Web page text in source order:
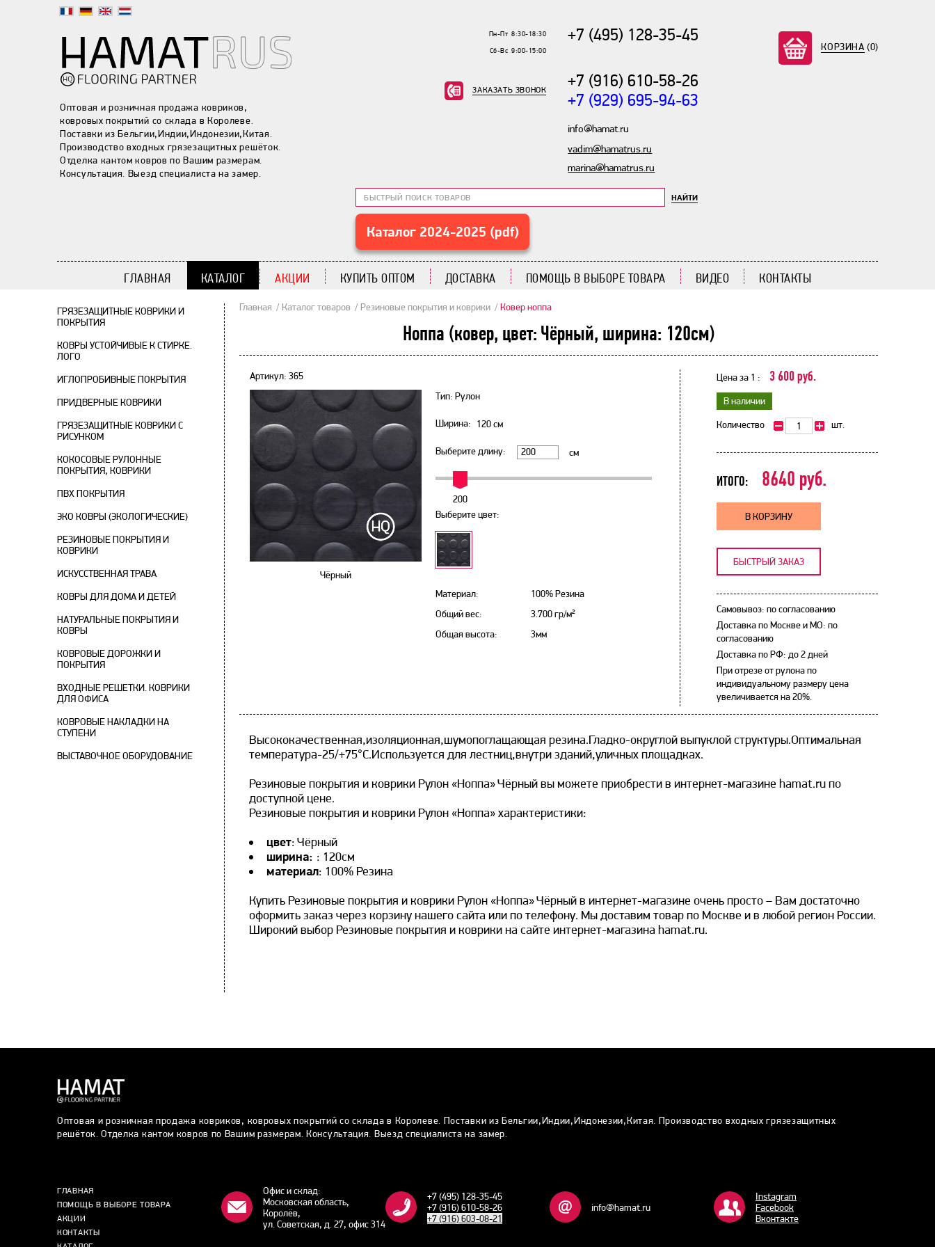
Оптовая и розничная продажа ковриков,
ковровых покрытий со склада в Королеве.
Поставки из Бельгии,Индии,Индонезии,Китая.
Производство входных грязезащитных решёток.
Отделка кантом ковров по Вашим размерам.
Консультация. Выезд специалиста на замер.
КОРЗИНА (0)
+7 (495) 128-35-45
+7 (916) 610-58-26
+7 (929) 695-94-63
info@hamat.ru
vadim@hamatrus.ru
marina@hamatrus.ru
Пн-Пт 8:30-18:30
Сб-Вс 9:00-15:00
ЗАКАЗАТЬ ЗВОНОК
НАЙТИ
Каталог 2024-2025 (pdf)
ГЛАВНАЯ КАТАЛОГ АКЦИИ КУПИТЬ ОПТОМ ДОСТАВКА ПОМОЩЬ В ВЫБОРЕ ТОВАРА ВИДЕО КОНТАКТЫ
ГРЯЗЕЗАЩИТНЫЕ КОВРИКИ И
ПОКРЫТИЯ
КОВРЫ УСТОЙЧИВЫЕ К СТИРКЕ.
ЛОГО
ИГЛОПРОБИВНЫЕ ПОКРЫТИЯ
ПРИДВЕРНЫЕ КОВРИКИ
ГРЯЗЕЗАЩИТНЫЕ КОВРИКИ С
РИСУНКОМ
КОКОСОВЫЕ РУЛОННЫЕ
ПОКРЫТИЯ, КОВРИКИ
ПВХ ПОКРЫТИЯ
ЭКО КОВРЫ (ЭКОЛОГИЧЕСКИЕ)
РЕЗИНОВЫЕ ПОКРЫТИЯ И
КОВРИКИ
ИСКУССТВЕННАЯ ТРАВА
КОВРЫ ДЛЯ ДОМА И ДЕТЕЙ
НАТУРАЛЬНЫЕ ПОКРЫТИЯ И
КОВРЫ
КОВРОВЫЕ ДОРОЖКИ И
ПОКРЫТИЯ
ВХОДНЫЕ РЕШЕТКИ. КОВРИКИ
ДЛЯ ОФИСА
КОВРОВЫЕ НАКЛАДКИ НА
СТУПЕНИ
ВЫСТАВОЧНОЕ ОБОРУДОВАНИЕ
Главная Каталог товаров Резиновые покрытия и коврики Ковер ноппа
Ноппа (ковер, цвет: Чёрный, ширина: 120см)
Артикул: 365
Чёрный
Тип: Рулон
Ширина: 120см
Выберите длину: см
200
Выберите цвет:
Материал:
100% Резина
Общий вес:
3.700 гр/м²
Общая высота:
3мм
Цена за 1 : 3 600 руб.
В наличии
Количество шт.
ИТОГО: 8640 руб.
В КОРЗИНУ
БЫСТРЫЙ ЗАКАЗ
Самовывоз: по согласованию
Доставка по Москве и МО: по
согласованию
Доставка по РФ: до 2 дней
При отрезе от рулона по
индивидуальному размеру цена
увеличивается на 20%.
Высококачественная,изоляционная,шумопоглащающая резина.Гладко-округлой выпуклой структуры.Оптимальная
температура-25/+75°С.Используется для лестниц,внутри зданий,уличных площадках.
Резиновые покрытия и коврики Рулон «Ноппа» Чёрный вы можете приобрести в интернет-магазине hamat.ru по
доступной цене.
Резиновые покрытия и коврики Рулон «Ноппа» характеристики:
цвет: Чёрный
ширина: : 120см
материал: 100% Резина
Купить Резиновые покрытия и коврики Рулон «Ноппа» Чёрный в интернет-магазине очень просто – Вам достаточно
оформить заказ через корзину нашего сайта или по телефону. Мы доставим товар по Москве и в любой регион России.
Широкий выбор Резиновые покрытия и коврики на сайте интернет-магазина hamat.ru.
Оптовая и розничная продажа ковриков, ковровых покрытий со склада в Королеве. Поставки из Бельгии,Индии,Индонезии,Китая. Производство входных грязезащитных
решёток. Отделка кантом ковров по Вашим размерам. Консультация. Выезд специалиста на замер.
ГЛАВНАЯ
ПОМОЩЬ В ВЫБОРЕ ТОВАРА
АКЦИИ
КОНТАКТЫ
Офис и склад:
Московская область,
Королёв,
ул. Советская, д. 27, офис 314
+7 (495) 128-35-45
+7 (916) 610-58-26
+7 (916) 603-08-21
info@hamat.ru
Instagram
Facebook
Bконтакте